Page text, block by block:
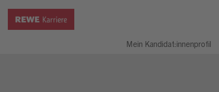
Mein Kandidat:innenprofil